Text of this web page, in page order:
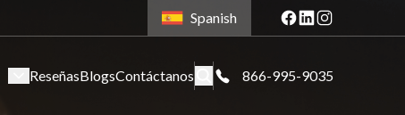
Spanish
ReseñasBlogsContáctanos 866-995-9035